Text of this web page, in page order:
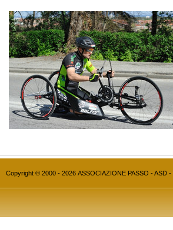
Copyright © 2000 - 2026 ASSOCIAZIONE PASSO - ASD